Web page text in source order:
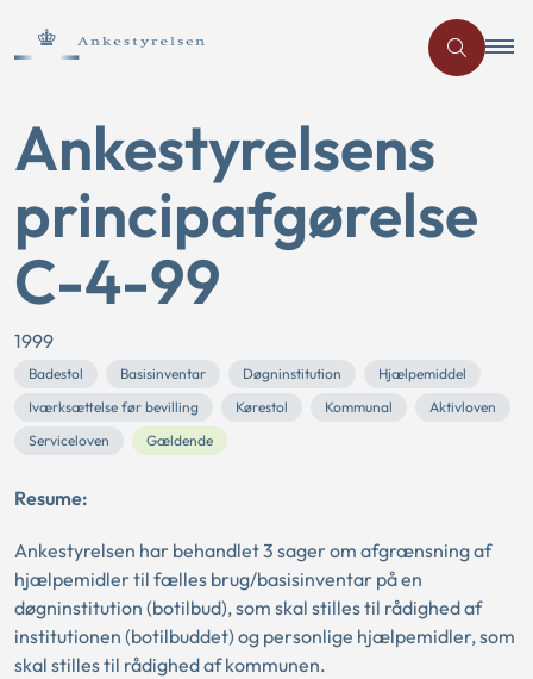
Ankestyrelsens
principafgørelse
C-4-99
1999
Badestol Basisinventar Døgninstitution
Hjælpemiddel
Iværksættelse før bevilling
Kørestol Kommunal
Aktivloven
Serviceloven
Gældende
Resume:
Ankestyrelsen har behandlet 3 sager om afgrænsning af
hjælpemidler til fælles brug/basisinventar på en
døgninstitution (botilbud), som skal stilles til rådighed af
institutionen (botilbuddet) og personlige hjælpemidler, som
skal stilles til rådighed af kommunen.